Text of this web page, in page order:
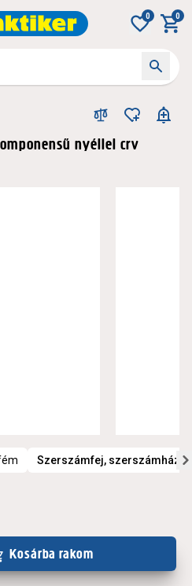
0 0
nyéllel crv
Szerszámfej, szerszámház
Kosárba rakom